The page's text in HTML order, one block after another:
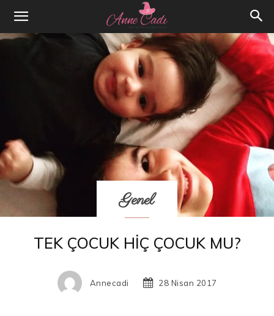
Genel
TEK ÇOCUK HIÇ ÇOCUK MU?
Annecadi 28 Nisan 2017